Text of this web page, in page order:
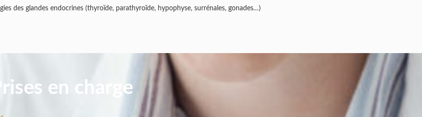
des glandes endocrines (thyroïde, parathyroïde, hypophyse, surrénales, gonades…)
en charge